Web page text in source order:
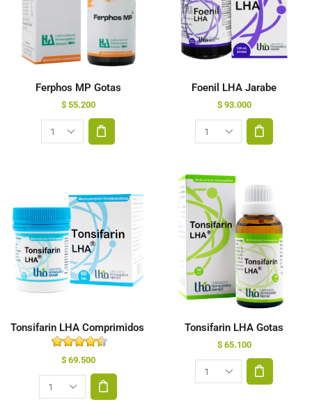
Ferphos MP Gotas
$55.200
Foenil LHA Jarabe
$93.000
Tonsifarin LHA Comprimidos
$69.500
Tonsifarin LHA Gotas
$65.100